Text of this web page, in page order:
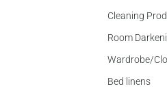
Cleaning
Room
Wardrobe/
Bed linens